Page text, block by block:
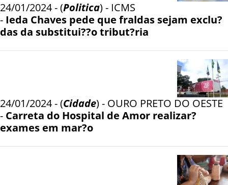
24/01/2024 - (Politica) - ICMS
- Ieda Chaves pede que fraldas sejam exclu?
das da substitui??o tribut?ria
24/01/2024 - (Cidade) - OURO PRETO DO OESTE
- Carreta do Hospital de Amor realizar?
exames em mar?o